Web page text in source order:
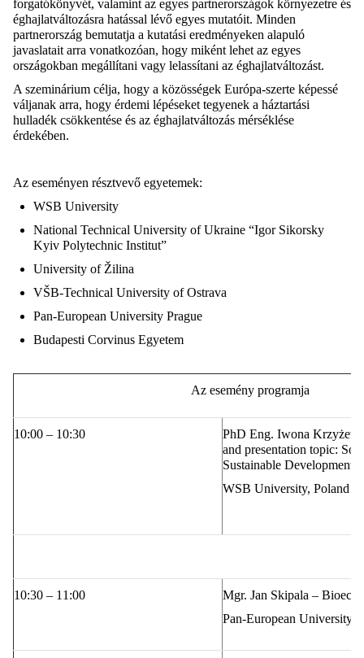
forgatókönyvét, valamint az egyes partnerországok környezetre és
éghajlatváltozásra hatással lévő egyes mutatóit. Minden
partnerország bemutatja a kutatási eredményeken alapuló
javaslatait arra vonatkozóan, hogy miként lehet az egyes
országokban megállítani vagy lelassítani az éghajlatváltozást.
A szeminárium célja, hogy a közösségek Európa-szerte képessé
váljanak arra, hogy érdemi lépéseket tegyenek a háztartási
hulladék csökkentése és az éghajlatváltozás mérséklése
érdekében.
Az eseményen résztvevő egyetemek:
WSB University
National Technical University of Ukraine “Igor Sikorsky
Kyiv Polytechnic Institut”
University of Žilina
VŠB-Technical University of Ostrava
Pan-European University Prague
Budapesti Corvinus Egyetem
Az esemény programja
10:00 – 10:30 PhD Eng. Iwona
and presentation topic:
Sustainable Development
WSB University, Poland
10:30 – 11:00 Mgr. Jan Skipala –
Pan-European University